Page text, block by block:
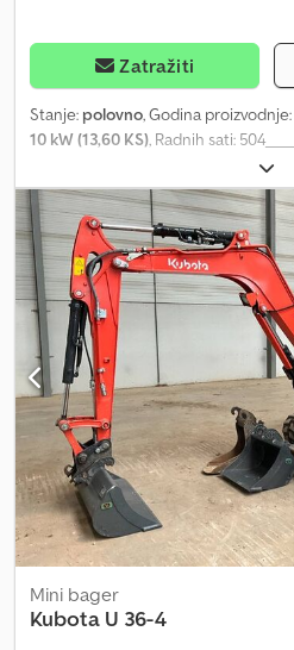
Zatražiti
Stanje: polovno, Godina proizvodnje:
10 kW (13,60 KS), Radnih sati:
traktorGodina proizvodnje:
504Motor: 719 ccm, 10 kWMenjač: 6
km/hKardan 540/1000 Zadnja
rotacionim upozoravajućim
kašikomProdaja prema § 25a UStG
lokacija: nema podataka Cedpfx
Mini bager
Kubota U 36-4